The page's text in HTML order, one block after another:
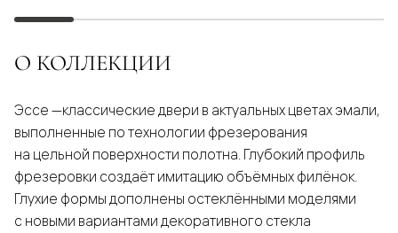
О КОЛЛЕКЦИИ
Эссе —классические двери в актуальных цветах эмали,
выполненные по технологии фрезерования
на цельной поверхности полотна. Глубокий профиль
фрезеровки создаёт имитацию объёмных филёнок.
Глухие формы дополнены остеклёнными моделями
с новыми вариантами декоративного стекла